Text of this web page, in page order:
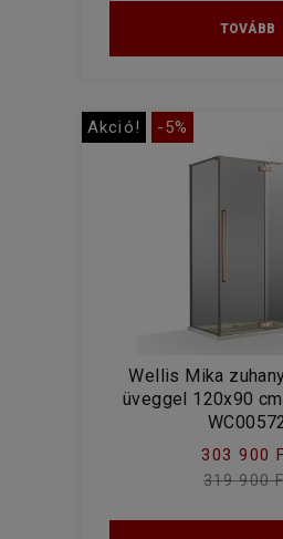
TOVÁBB
Akció! -5%
Wellis Mika
üveggel 120x90
303 900
319 900